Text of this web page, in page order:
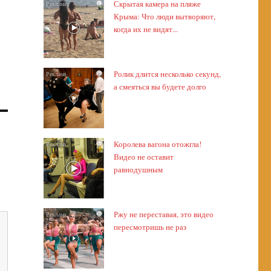
i
Скрытая камера на пляже
Крыма: Что люди вытворяют,
когда их не видят...
i
Ролик длится несколько секунд,
а смеяться вы будете долго
i
Королева вагона отожгла!
Видео не оставит
равнодушным
i
Ржу не переставая, это видео
пересмотришь не раз